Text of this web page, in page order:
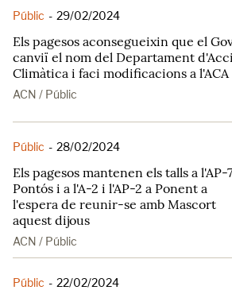
Públic - 29/02/2024
Els pagesos aconsegueixin que el
canviï el nom del Departament
Climàtica i faci modificacions a l'ACA
ACN / Públic
Públic - 28/02/2024
Els pagesos mantenen els talls a l'AP-
Pontós i a l'A-2 i l'AP-2 a Ponent a
l'espera de reunir-se amb Mascort
aquest dijous
ACN / Públic
Públic - 22/02/2024